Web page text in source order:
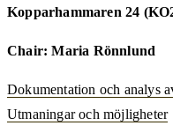
Kopparhammaren 24
Chair: Maria Rönnlund
Dokumentation och analys
Utmaningar och möjligheter